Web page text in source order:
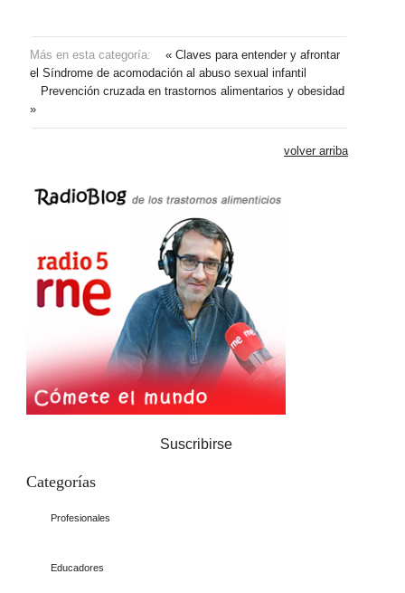
Más en esta categoría:
« Claves para entender y afrontar
el Síndrome de acomodación al abuso sexual infantil
Prevención cruzada en trastornos alimentarios y obesidad
»
volver arriba
Suscribirse
Categorías
Profesionales
Educadores